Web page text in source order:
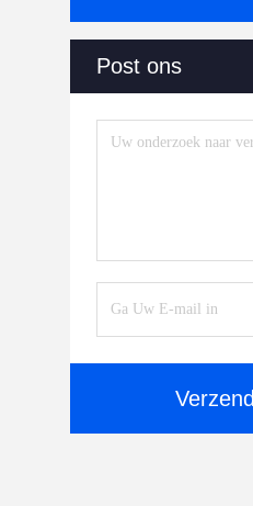
Post ons
Verzend